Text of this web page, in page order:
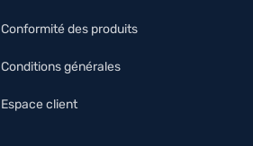
Conformité des produits
Conditions générales
Espace client